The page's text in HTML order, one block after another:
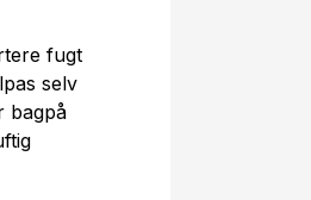
fugt
selv
bagpå